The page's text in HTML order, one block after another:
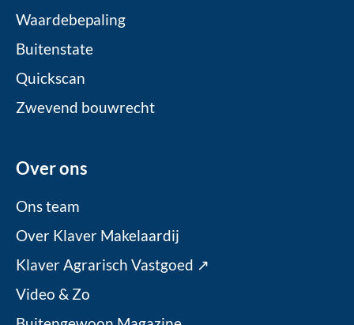
Waardebepaling
Buitenstate
Quickscan
Zwevend bouwrecht
Over ons
Ons team
Over Klaver Makelaardij
Klaver Agrarisch Vastgoed ↗
Video & Zo